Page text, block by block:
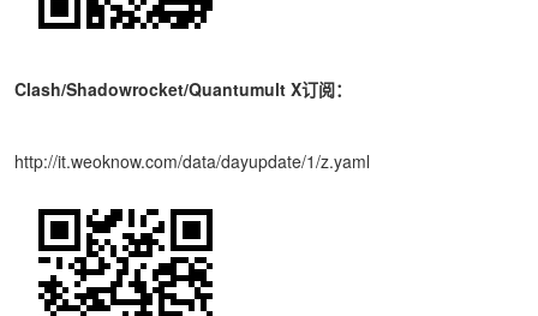
Clash/Shadowrocket/Quantumult X订阅：
http://it.weoknow.com/data/dayupdate/1/z.yaml